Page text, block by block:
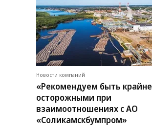
Новости компаний
«Рекомендуем быть крайне
осторожными при
взаимоотношениях с АО
«Соликамскбумпром»